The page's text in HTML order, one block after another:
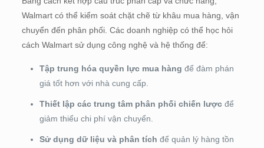
Walmart có thể kiểm soát chặt chẽ từ khâu mua hàng, vận
chuyển đến phân phối. Các doanh nghiệp có thể học hỏi
cách Walmart sử dụng công nghệ và hệ thống để:
Tập trung hóa quyền lực mua hàng để đàm phán
giá tốt hơn với nhà cung cấp.
Thiết lập các trung tâm phân phối chiến lượcđể
giảm thiểu chi phí vận chuyển.
Sử dụng dữ liệu và phân tích để quản lý hàng tồn